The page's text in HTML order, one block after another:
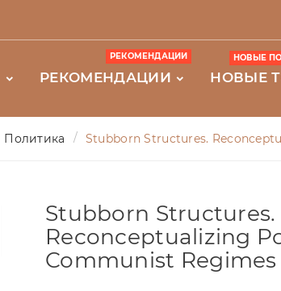
РЕКОМЕНДАЦИИ
РЕКОМЕНДАЦИИ
НОВЫЕ
НОВЫЕ
Политика Stubborn Structures.
Stubborn Structures.
Reconceptualizing
Communist Regimes